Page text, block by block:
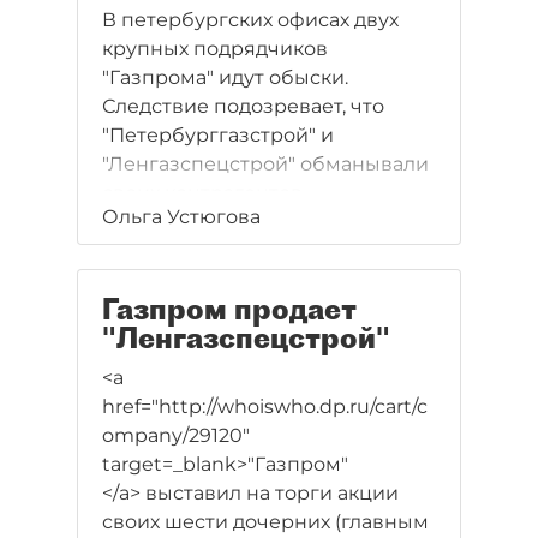
В петербургских офисах двух
крупных подрядчиков
"Газпрома" идут обыски.
Следствие подозревает, что
"Петербурггазстрой" и
"Ленгазспецстрой" обманывали
Ольга Устюгова
Газпром продает
"Ленгазспецстрой"
<a
href="http://whoiswho.dp.ru/cart/c
ompany/29120"
target=_blank>"Газпром"
</a> выставил на торги акции
своих шести дочерних (главным